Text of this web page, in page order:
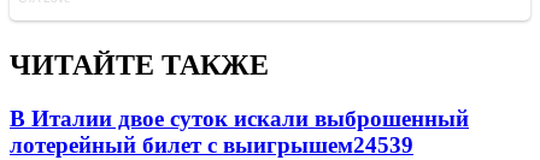
ЧИТАЙТЕ ТАКЖЕ
В Италии двое суток искали выброшенный
лотерейный билет с выигрышем24539